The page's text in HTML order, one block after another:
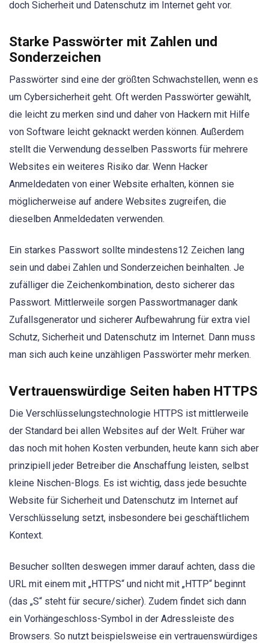
doch Sicherheit und Datenschutz im Internet geht vor.
Starke Passwörter mit Zahlen und
Sonderzeichen
Passwörter sind eine der größten Schwachstellen, wenn es
um Cybersicherheit geht. Oft werden Passwörter gewählt,
die leicht zu merken sind und daher von Hackern mit Hilfe
von Software leicht geknackt werden können. Außerdem
stellt die Verwendung desselben Passworts für mehrere
Websites ein weiteres Risiko dar. Wenn Hacker
Anmeldedaten von einer Website erhalten, können sie
möglicherweise auf andere Websites zugreifen, die
dieselben Anmeldedaten verwenden.
Ein starkes Passwort sollte mindestens12 Zeichen lang
sein und dabei Zahlen und Sonderzeichen beinhalten. Je
zufälliger die Zeichenkombination, desto sicherer das
Passwort. Mittlerweile sorgen Passwortmanager dank
Zufallsgenerator und sicherer Aufbewahrung für extra viel
Schutz, Sicherheit und Datenschutz im Internet. Dann muss
man sich auch keine unzähligen Passwörter mehr merken.
Vertrauenswürdige Seiten haben HTTPS
Die Verschlüsselungstechnologie HTTPS ist mittlerweile
der Standard bei allen Websites auf der Welt. Früher war
das noch mit hohen Kosten verbunden, heute kann sich aber
prinzipiell jeder Betreiber die Anschaffung leisten, selbst
kleine Nischen-Blogs. Es ist wichtig, dass jede besuchte
Website für Sicherheit und Datenschutz im Internet auf
Verschlüsselung setzt, insbesondere bei geschäftlichem
Kontext.
Besucher sollten deswegen immer darauf achten, dass die
URL mit einem mit „HTTPS“ und nicht mit „HTTP“ beginnt
(das „S“ steht für secure/sicher). Zudem findet sich dann
ein Vorhängeschloss-Symbol in der Adressleiste des
Browsers. So nutzt beispielsweise ein vertrauenswürdiges